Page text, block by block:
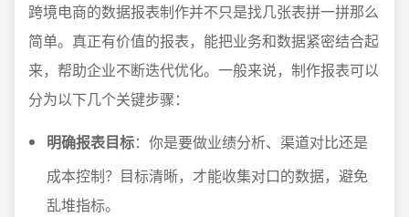
跨境电商的数据报表制作并不只是找几张表拼一拼那么
简单。真正有价值的报表，能把业务和数据紧密结合起
来，帮助企业不断迭代优化。一般来说，制作报表可以
分为以下几个关键步骤：
明确报表目标：你是要做业绩分析、渠道对比还是
成本控制？目标清晰，才能收集对口的数据，避免
乱堆指标。